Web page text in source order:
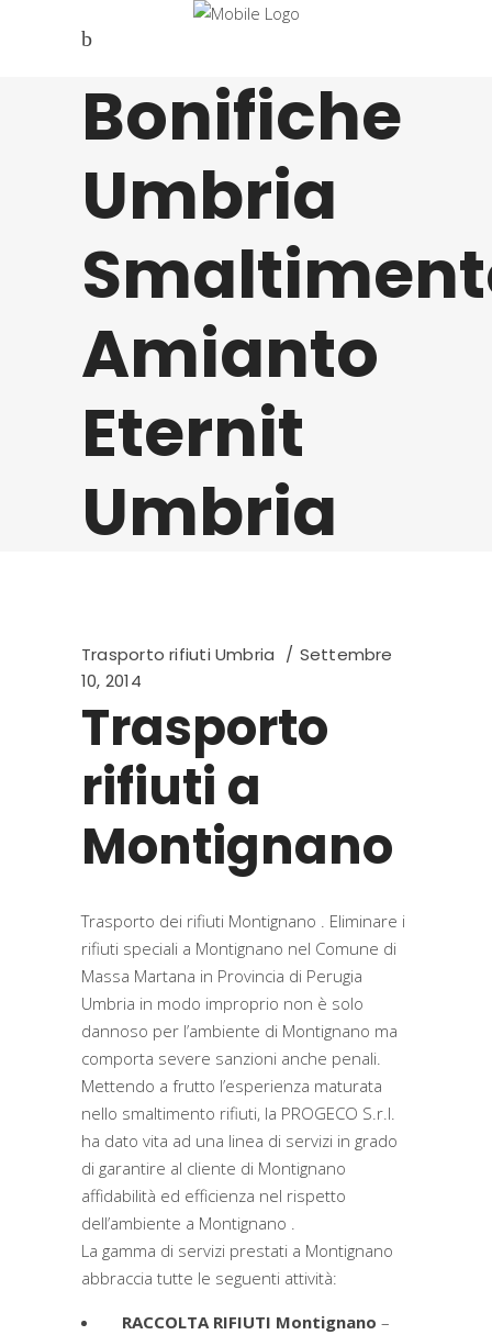
Bonifiche
Umbria
Amianto
Eternit
Umbria
Trasporto rifiuti Umbria
Settembre
10, 2014
Trasporto
rifiuti a
Montignano
Trasporto dei rifiuti Montignano . Eliminare i
rifiuti speciali a Montignano nel Comune di
Massa Martana in Provincia di Perugia
Umbria in modo improprio non è solo
dannoso per l’ambiente di Montignano ma
comporta severe sanzioni anche penali.
Mettendo a frutto l’esperienza maturata
nello smaltimento rifiuti, la PROGECO S.r.l.
ha dato vita ad una linea di servizi in grado
di garantire al cliente di Montignano
affidabilità ed efficienza nel rispetto
dell’ambiente a Montignano .
La gamma di servizi prestati a Montignano
abbraccia tutte le seguenti attività:
RACCOLTA RIFIUTI Montignano –